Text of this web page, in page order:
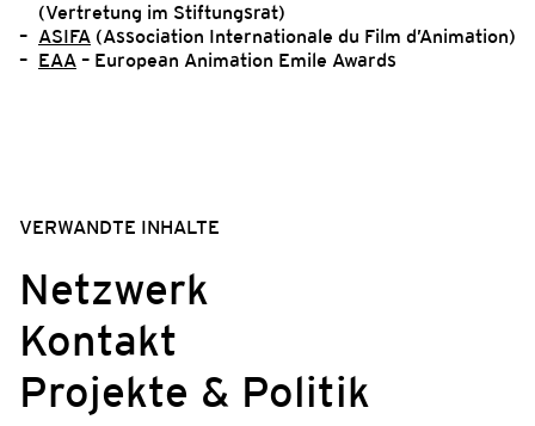
(Vertretung im Stiftungsrat)
ASIFA (Association Internationale du Film d’Animation)
EAA – European Animation Emile Awards
VERWANDTE INHALTE
Netzwerk
Kontakt
Projekte & Politik